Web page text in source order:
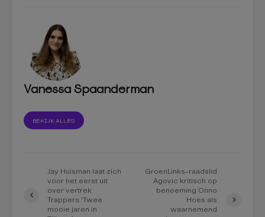
Vanessa Spaanderman
BEKIJK ALLES
Jay Huisman laat zich
voor het eerst uit
over vertrek
Trappers: ‘Twee
mooie jaren in
GroenLinks-raadslid
Agovic kritisch op
benoeming Onno
Hoes als
waarnemend